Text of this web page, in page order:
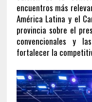
encuentros más
América Latina y el
provincia sobre el
convencionales y
fortalecer la